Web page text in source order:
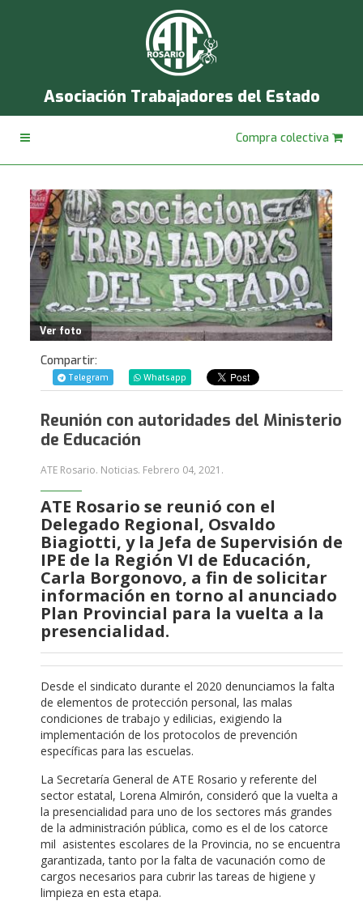
Asociación Trabajadores del Estado
Compra colectiva
Ver foto
Compartir:
Telegram Whatsapp
Reunión con autoridades del Ministerio
de Educación
ATE Rosario. Noticias. Febrero 04, 2021 .
ATE Rosario se reunió con el
Delegado Regional, Osvaldo
Biagiotti, y la Jefa de Supervisión de
IPE de la Región VI de Educación,
Carla Borgonovo, a fin de solicitar
información en torno al anunciado
Plan Provincial para la vuelta a la
presencialidad.
Desde el sindicato durante el 2020 denunciamos la falta
de elementos de protección personal, las malas
condiciones de trabajo y edilicias, exigiendo la
implementación de los protocolos de prevención
específicas para las escuelas.
La Secretaría General de ATE Rosario y referente del
sector estatal, Lorena Almirón, consideró que la vuelta a
la presencialidad para uno de los sectores más grandes
de la administración pública, como es el de los catorce
mil asistentes escolares de la Provincia, no se encuentra
garantizada, tanto por la falta de vacunación como de
cargos necesarios para cubrir las tareas de higiene y
limpieza en esta etapa.